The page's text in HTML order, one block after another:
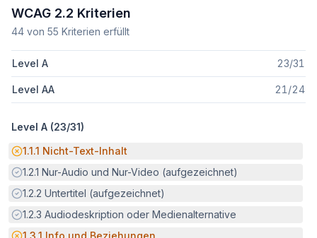
WCAG 2.2 Kriterien
44 von 55 Kriterien erfüllt
Level A 23/31
Level AA 21 /24
Level A (23/31)
Potenzielle Barriere:
1.1.1 Nicht-Text-Inhalt
Erfüllt:
1.2.1 Nur-Audio und Nur-Video (aufgezeichnet)
Erfüllt:
1.2.2 Untertitel (aufgezeichnet)
Erfüllt:
1.2.3 Audiodeskription oder Medienalternative
Potenzielle Barriere:
1.3.1 Info und Beziehungen